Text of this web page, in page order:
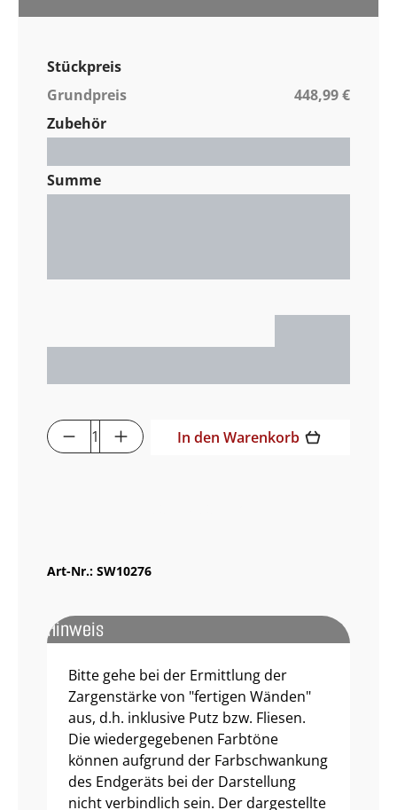
Stückpreis
Grundpreis
448,99 €
Zubehör
Summe
Produkt Anzahl: Gib den
In den Warenkorb
Art-Nr.: SW10276
Hinweis
Bitte gehe bei der Ermittlung der
Zargenstärke von "fertigen Wänden"
aus, d.h. inklusive Putz bzw. Fliesen.
Die wiedergegebenen Farbtöne
können aufgrund der Farbschwankung
des Endgeräts bei der Darstellung
nicht verbindlich sein. Der dargestellte